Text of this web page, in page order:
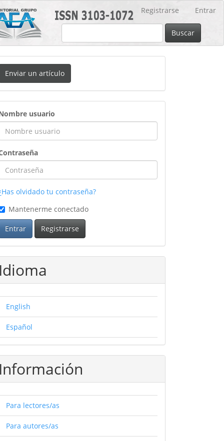
Registrarse Entrar
Buscar
Enviar un artículo
usuario
olvidado tu contraseña?
Mantenerme conectado
Entrar Registrarse
Idioma
English
Español
Información
Para lectores/as
Para autores/as